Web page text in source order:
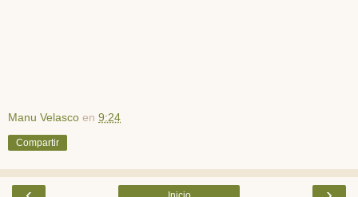
Manu Velasco en 9:24
Compartir